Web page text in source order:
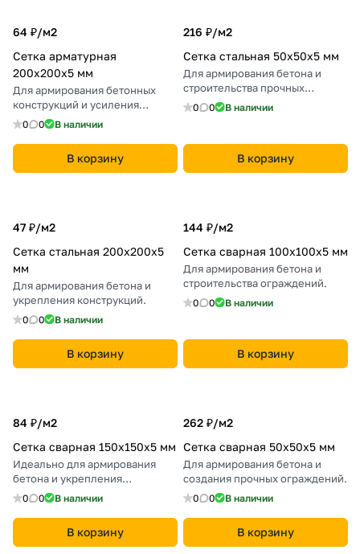
64 ₽/м2
Сетка арматурная
200х200х5 мм
Для армирования бетонных
конструкций и усиления
дорожного покрытия.
0 0 В наличии
В корзину
216 ₽/м2
Сетка стальная 50х50х5 мм
Для армирования бетона и
строительства прочных
ограждений.
0 0 В наличии
В корзину
47 ₽/м2
Сетка стальная 200х200х5
мм
Для армирования бетона и
укрепления конструкций.
0 0 В наличии
В корзину
144 ₽/м2
Сетка сварная 100х100х5 мм
Для армирования бетона и
строительства ограждений.
0 0 В наличии
В корзину
84 ₽/м2
Сетка сварная 150х150х5 мм
Идеально для армирования
бетона и укрепления
строительных конструкций.
0 0 В наличии
В корзину
262 ₽/м2
Сетка сварная 50х50х5 мм
Для армирования бетона и
создания прочных ограждений.
0 0 В наличии
В корзину